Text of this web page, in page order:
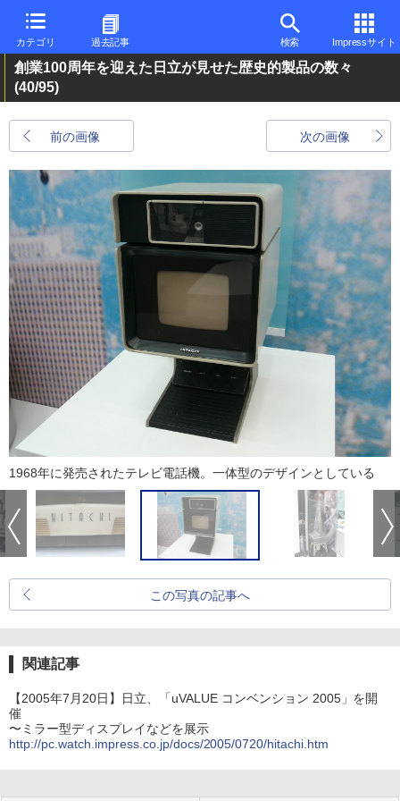
カテゴリ 過去記事 検索 Impressサイト
創業100周年を迎えた日立が見せた歴史的製品の数々
(40/95)
前の画像 次の画像
1968年に発売されたテレビ電話機。一体型のデザインとしている
この写真の記事へ
関連記事
【2005年7月20日】日立、「uVALUE コンベンション 2005」を開
催
〜ミラー型ディスプレイなどを展示
http://pc.watch.impress.co.jp/docs/2005/0720/hitachi.htm